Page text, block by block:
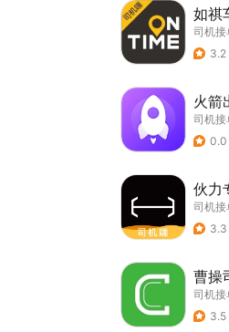
如祺
司机接
3.2
火箭
司机接
0.0
伙力
司机接
3.3
曹操
司机接
3.5